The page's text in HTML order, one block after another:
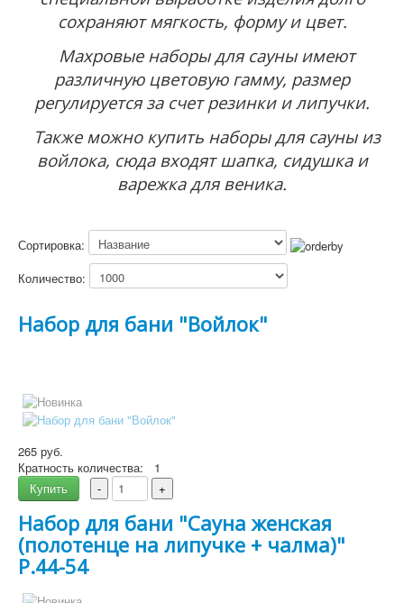
сохраняют мягкость, форму и цвет.
Махровые наборы для сауны имеют
различную цветовую гамму, размер
регулируется за счет резинки и липучки.
Также можно купить наборы для сауны из
войлока, сюда входят шапка, сидушка и
варежка для веника.
Сортировка:
Количество:
Набор для бани "Войлок"
265 руб.
Кратность количества:
1
Купить
- +
Набор для бани "Сауна женская
(полотенце на липучке + чалма)"
Р.44-54
Подробнее